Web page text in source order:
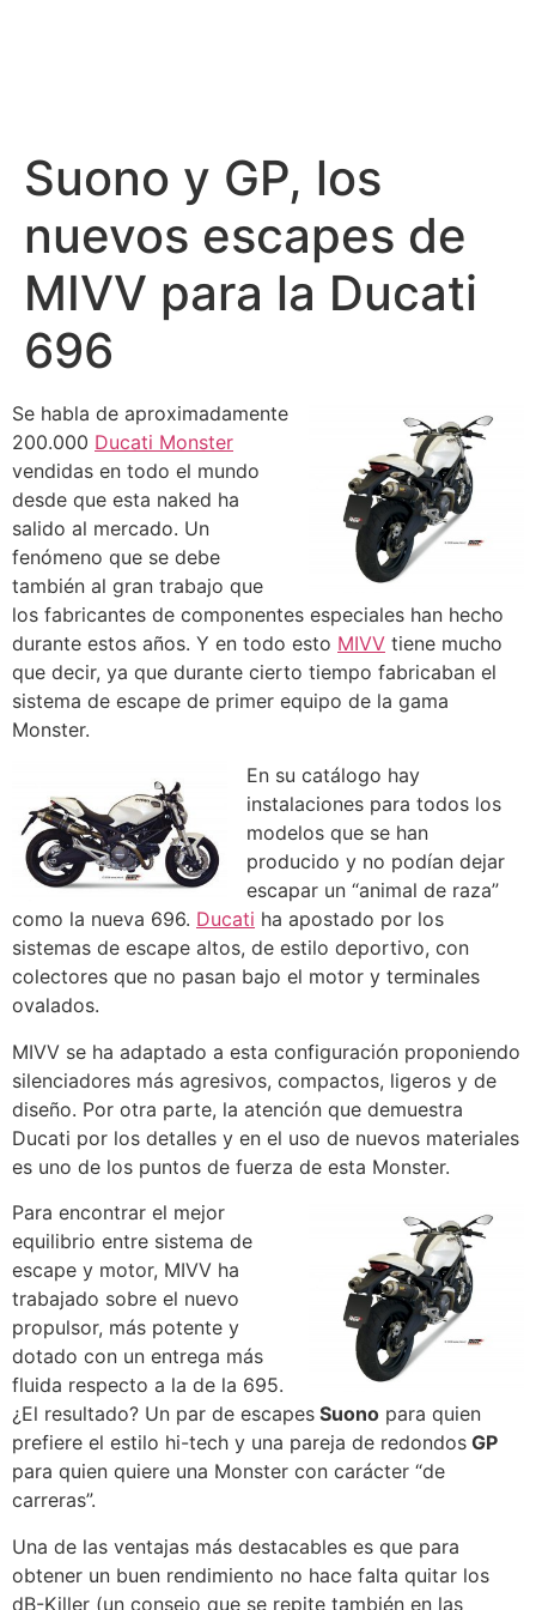
Suono y GP, los
nuevos escapes de
MIVV para la Ducati
696
Se habla de aproximadamente
200.000 Ducati Monster
vendidas en todo el mundo
desde que esta naked ha
salido al mercado. Un
fenómeno que se debe
también al gran trabajo que
los fabricantes de componentes especiales han hecho
durante estos años. Y en todo esto MIVV tiene mucho
que decir, ya que durante cierto tiempo fabricaban el
sistema de escape de primer equipo de la gama
Monster.
En su catálogo hay
instalaciones para todos los
modelos que se han
producido y no podían dejar
escapar un “animal de raza”
como la nueva 696. Ducati ha apostado por los
sistemas de escape altos, de estilo deportivo, con
colectores que no pasan bajo el motor y terminales
ovalados.
MIVV se ha adaptado a esta configuración proponiendo
silenciadores más agresivos, compactos, ligeros y de
diseño. Por otra parte, la atención que demuestra
Ducati por los detalles y en el uso de nuevos materiales
es uno de los puntos de fuerza de esta Monster.
Para encontrar el mejor
equilibrio entre sistema de
escape y motor, MIVV ha
trabajado sobre el nuevo
propulsor, más potente y
dotado con un entrega más
fluida respecto a la de la 695.
¿El resultado? Un par de escapes Suono para quien
prefiere el estilo hi-tech y una pareja de redondos GP
para quien quiere una Monster con carácter “de
carreras”.
Una de las ventajas más destacables es que para
obtener un buen rendimiento no hace falta quitar los
dB-Killer (un consejo que se repite también en las